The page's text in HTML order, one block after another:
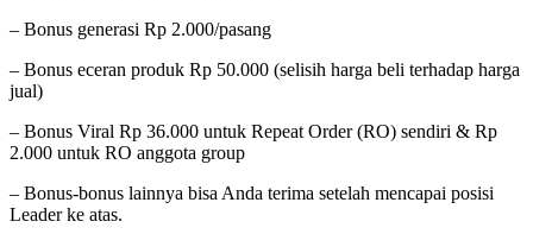
– Bonus generasi Rp 2.000/pasang
– Bonus eceran produk Rp 50.000 (selisih harga beli terhadap harga
jual)
– Bonus Viral Rp 36.000 untuk Repeat Order (RO) sendiri & Rp
2.000 untuk RO anggota group
– Bonus-bonus lainnya bisa Anda terima setelah mencapai posisi
Leader ke atas.